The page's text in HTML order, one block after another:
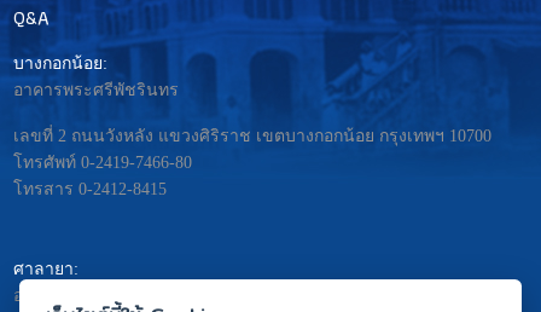
Q&A
บางกอกน้อย:
อาคารพระศรีพัชรินทร
เลขที่ 2 ถนนวังหลัง แขวงศิริราช เขตบางกอกน้อย กรุงเทพฯ 10700
โทรศัพท์ 0-2419-7466-80
โทรสาร 0-2412-8415
ศาลายา:
อาคารมหิดลอดุลยเดช – พระศรีนครินทร